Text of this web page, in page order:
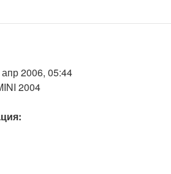
2006, 05:44
2004